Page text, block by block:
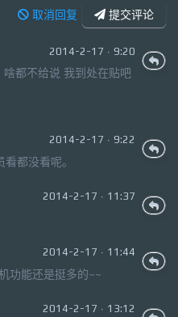
取消回复 提交评论
2014-2-17 · 9:20
都不给说 我到处在贴吧
2014-2-17 · 9:22
都没看呢。
2014-2-17 · 11:37
2014-2-17 · 11:44
功能还是挺多的~~
2014-2-17 · 13:12